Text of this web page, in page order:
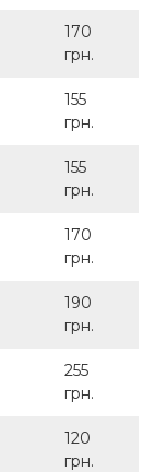
170
грн.
155
грн.
155
грн.
170
грн.
190
грн.
255
грн.
120
грн.